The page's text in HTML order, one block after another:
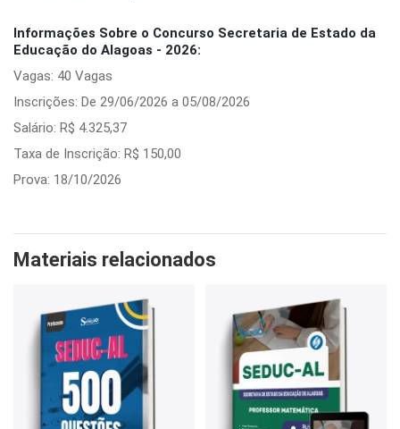
Informações Sobre o Concurso Secretaria de Estado da
Educação do Alagoas - 2026:
Vagas: 40 Vagas
Inscrições: De 29/06/2026 a 05/08/2026
Salário: R$ 4.325,37
Taxa de Inscrição: R$ 150,00
Prova: 18/10/2026
Materiais relacionados